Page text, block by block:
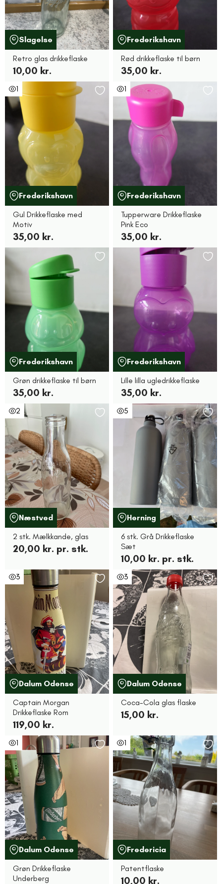
Slagelse
Retro glas drikkeflaske
10,00 kr.
Frederikshavn
Rød drikkeflaske til børn
35,00 kr.
1
Frederikshavn
Gul Drikkeflaske med
Motiv
35,00 kr.
1
Frederikshavn
Tupperware Drikkeflaske
Pink Eco
35,00 kr.
Frederikshavn
Grøn drikkeflaske til børn
35,00 kr.
Frederikshavn
Lille lilla ugledrikkeflaske
35,00 kr.
2
Næstved
2 stk. Mælkkande, glas
20,00 kr. pr. stk.
5
Herning
6 stk. Grå Drikkeflaske
Sæt
10,00 kr. pr. stk.
3
Dalum Odense
Captain Morgan
Drikkeflaske Rom
119,00 kr.
3
Dalum Odense
Coca-Cola glas flaske
15,00 kr.
1
Dalum Odense
Grøn Drikkeflaske
Underberg
1
Fredericia
Patentflaske
10,00 kr.